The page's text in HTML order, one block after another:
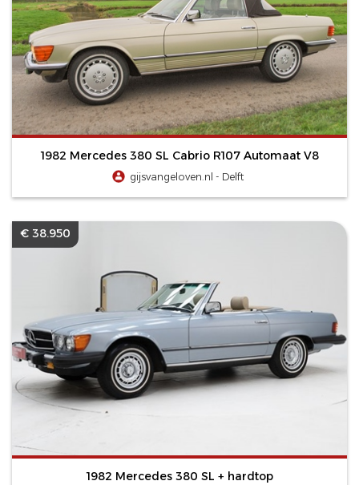
1982 Mercedes 380 SL Cabrio R107 Automaat V8
gijsvangeloven.nl - Delft
€ 38.950
1982 Mercedes 380 SL + hardtop